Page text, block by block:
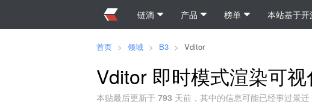
链滴 产品 榜单 本站基于
首页 > 领域 > B3 > Vditor
Vditor 即时模式渲染可
本贴最后更新于 793 天前，其中的信息可能已经事过景迁